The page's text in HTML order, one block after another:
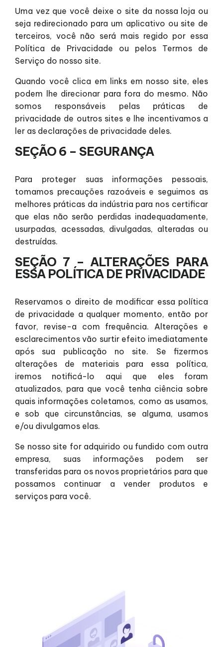
Uma vez que você deixe o site da nossa loja ou
seja redirecionado para um aplicativo ou site de
terceiros, você não será mais regido por essa
Política de Privacidade ou pelos Termos de
Serviço do nosso site.
Quando você clica em links em nosso site, eles
podem lhe direcionar para fora do mesmo. Não
somos responsáveis pelas práticas de
privacidade de outros sites e lhe incentivamos a
ler as declarações de privacidade deles.
SEÇÃO 6 – SEGURANÇA
Para proteger suas informações pessoais,
tomamos precauções razoáveis e seguimos as
melhores práticas da indústria para nos certificar
que elas não serão perdidas inadequadamente,
usurpadas, acessadas, divulgadas, alteradas ou
destruídas.
SEÇÃO 7 – ALTERAÇÕES PARA
ESSA POLÍTICA DE PRIVACIDADE
Reservamos o direito de modificar essa política
de privacidade a qualquer momento, então por
favor, revise-a com frequência. Alterações e
esclarecimentos vão surtir efeito imediatamente
após sua publicação no site. Se fizermos
alterações de materiais para essa política,
iremos notificá-lo aqui que eles foram
atualizados, para que você tenha ciência sobre
quais informações coletamos, como as usamos,
e sob que circunstâncias, se alguma, usamos
e/ou divulgamos elas.
Se nosso site for adquirido ou fundido com outra
empresa, suas informações podem ser
transferidas para os novos proprietários para que
possamos continuar a vender produtos e
serviços para você.